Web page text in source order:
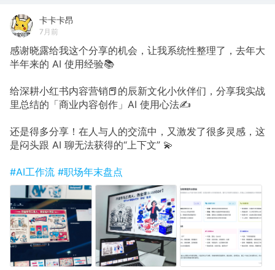
卡卡卡昂
7月前
感谢晓露给我这个分享的机会，让我系统性整理了，去年大
半年来的 AI 使用经验📚
给深耕小红书内容营销📕的辰新文化小伙伴们，分享我实战
里总结的「商业内容创作」AI 使用心法✍️
还是得多分享！在人与人的交流中，又激发了很多灵感，这
是闷头跟 AI 聊无法获得的“上下文” 💫
#AI工作流 #职场年末盘点